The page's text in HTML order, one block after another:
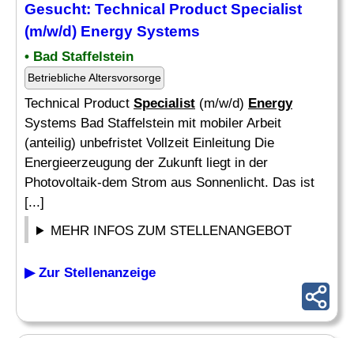
Gesucht: Technical Product Specialist
(m/w/d) Energy Systems
• Bad Staffelstein
Betriebliche Altersvorsorge
Technical Product Specialist (m/w/d) Energy
Systems Bad Staffelstein mit mobiler Arbeit
(anteilig) unbefristet Vollzeit Einleitung Die
Energieerzeugung der Zukunft liegt in der
Photovoltaik-dem Strom aus Sonnenlicht. Das ist
[...]
MEHR INFOS ZUM STELLENANGEBOT
▶ Zur Stellenanzeige